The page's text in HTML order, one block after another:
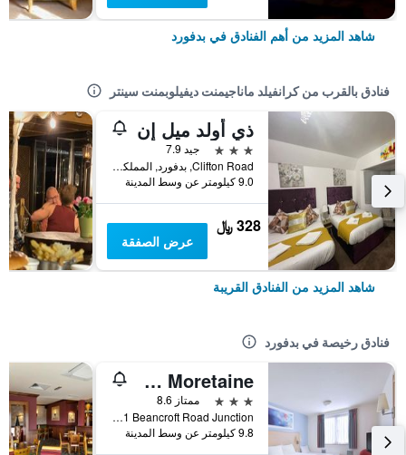
شاهد المزيد من أهم الفنادق في بدفورد
فنادق بالقرب من كرانفيلد ماناجيمنت ديفيلوبمنت سينتر
ذي أولد ميل إن
3 نجوم
جيد 7.9
Clifton Road, بدفورد, المملكة المتحدة
9.0 كيلومتر عن وسط المدينة
328 ﷼
عرض الصفقة
شاهد المزيد من الفنادق القريبة
فنادق رخيصة في بدفورد
Travelodge Bedford Marston Moretaine
3 نجوم
ممتاز 8.6
A421 Beancroft Road Junction, بدفورد, المملكة المتحدة
9.8 كيلومتر عن وسط المدينة